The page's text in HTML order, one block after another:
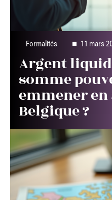
Formalités 11 mars
Argent
somme
emmener
Belgique ?